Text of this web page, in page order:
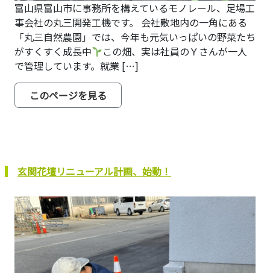
富山県富山市に事務所を構えているモノレール、足場工
事会社の丸三開発工機です。 会社敷地内の一角にある
「丸三自然農園」では、今年も元気いっぱいの野菜たち
がすくすく成長中
この畑、実は社員のＹさんが一人
で管理しています。就業 […]
このページを見る
玄関花壇リニューアル計画、始動！